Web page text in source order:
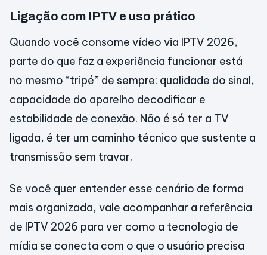
Ligação com IPTV e uso prático
Quando você consome vídeo via IPTV 2026,
parte do que faz a experiência funcionar está
no mesmo “tripé” de sempre: qualidade do sinal,
capacidade do aparelho decodificar e
estabilidade de conexão. Não é só ter a TV
ligada, é ter um caminho técnico que sustente a
transmissão sem travar.
Se você quer entender esse cenário de forma
mais organizada, vale acompanhar a referência
de IPTV 2026 para ver como a tecnologia de
mídia se conecta com o que o usuário precisa